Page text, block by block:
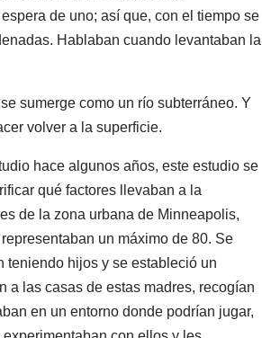
de uno; así que, con el tiempo se
Hablaban cuando levantaban la
sumerge como un río subterráneo. Y
volver a la superficie.
hace algunos años, este estudio se
qué factores llevaban a la
de la zona urbana de Minneapolis,
un máximo de 80. Se
teniendo hijos y se estableció un
a las casas de estas madres, recogían
en un entorno donde podrían jugar,